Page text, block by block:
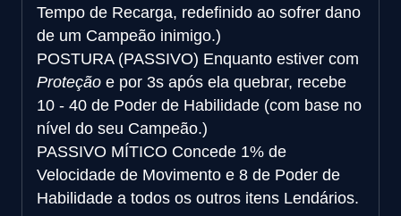
Tempo de Recarga, redefinido ao sofrer dano
de um Campeão inimigo.)
POSTURA (PASSIVO) Enquanto estiver com
Proteção e por 3s após ela quebrar, recebe
10 - 40 de Poder de Habilidade (com base no
nível do seu Campeão.)
PASSIVO MÍTICO Concede 1% de
Velocidade de Movimento e 8 de Poder de
Habilidade a todos os outros itens Lendários.